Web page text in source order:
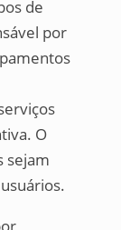
de
por
O
sejam